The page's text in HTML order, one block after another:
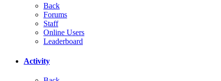
Back
Forums
Staff
Online Users
Leaderboard
Activity